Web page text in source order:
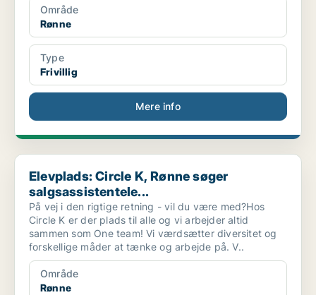
Område
Rønne
Type
Frivillig
Mere info
Elevplads: Circle K, Rønne søger salgsassistentele...
Elevplads: Circle K, Rønne søger
salgsassistentele...
På vej i den rigtige retning - vil du være med?Hos
Circle K er der plads til alle og vi arbejder altid
sammen som One team! Vi værdsætter diversitet og
forskellige måder at tænke og arbejde på. V..
Område
Rønne